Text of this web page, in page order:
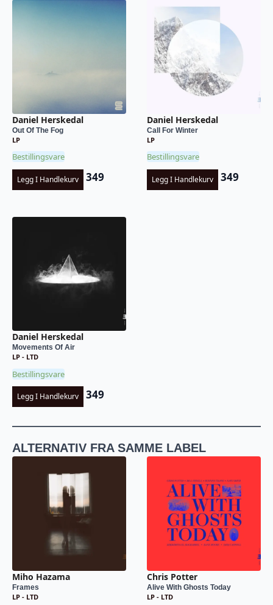
Daniel Herskedal
Out Of The Fog
LP
Bestillingsvare
Legg I Handlekurv 349
Daniel Herskedal
Call For Winter
LP
Bestillingsvare
Legg I Handlekurv 349
Daniel Herskedal
Movements Of Air
LP - LTD
Bestillingsvare
Legg I Handlekurv 349
ALTERNATIV FRA SAMME LABEL
Miho Hazama
Frames
LP - LTD
Chris Potter
Alive With Ghosts Today
LP - LTD